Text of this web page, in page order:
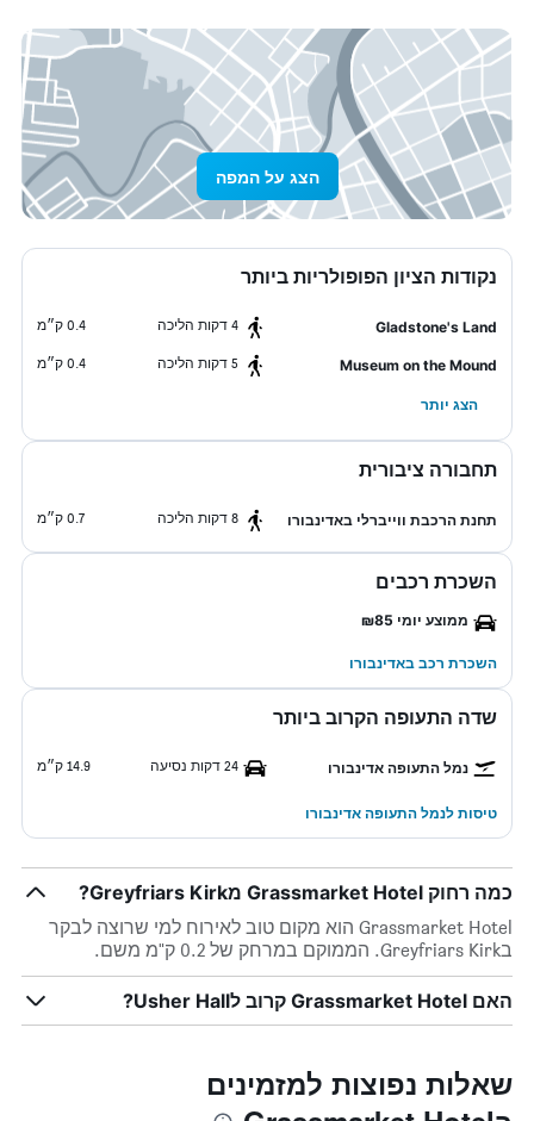
הצג על המפה
נקודות הציון הפופולריות ביותר
Gladstone's Land 4 דקות הליכה 0.4 ק״מ
Museum on the Mound 5 דקות הליכה 0.4 ק״מ
הצג יותר
תחבורה ציבורית
תחנת הרכבת ווייברלי באדינבורו 8 דקות הליכה 0.7 ק״מ
השכרת רכבים
ממוצע יומי ₪85
השכרת רכב באדינבורו
שדה התעופה הקרוב ביותר
נמל התעופה אדינבורו 24 דקות נסיעה 14.9 ק״מ
טיסות לנמל התעופה אדינבורו
כמה רחוק Grassmarket Hotel מGreyfriars Kirk?
Grassmarket Hotel הוא מקום טוב לאירוח למי שרוצה לבקר
בGreyfriars Kirk. הממוקם במרחק של 0.2 ק"מ משם.
האם Grassmarket Hotel קרוב לUsher Hall?
שאלות נפוצות למזמינים